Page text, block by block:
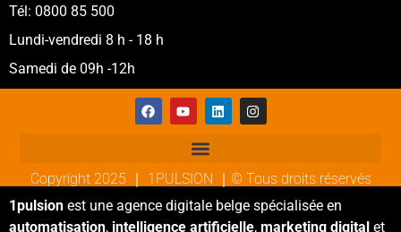
Tél: 0800 85 500
Lundi-vendredi 8 h - 18 h
Samedi de 09h -12h
Copyright 2025 ｜ 1PULSION ｜© Tous droits réservés
1pulsion est une agence digitale belge spécialisée en
automatisation, intelligence artificielle, marketing digital et